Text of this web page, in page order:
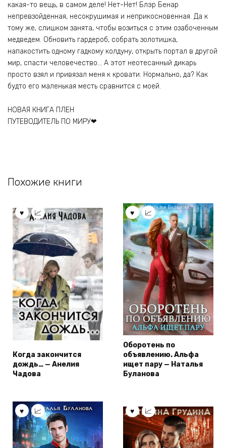
какая-то вещь, в самом деле! Нет-Нет! Блэр Бенар
непревзойденная, несокрушимая и неприкосновенная. Да к
тому же, слишком занята, чтобы возиться с этим озабоченным
медведем. Обновить гардероб, собрать золотишка,
напакостить одному гадкому колдуну, открыть портал в другой
мир, спасти человечество… А этот неотесанный дикарь
просто взял и привязал меня к кровати. Нормально, да? Как
будто его маленькая месть сравнится с моей.
НОВАЯ КНИГА ПЛЕН
ПУТЕВОДИТЕЛЬ ПО МИРУ❤
Похожие книги
Когда закончится
дождь… — Анелия
Чадова
Оборотень по
объявлению. Альфа
ищет пару — Наталья
Буланова